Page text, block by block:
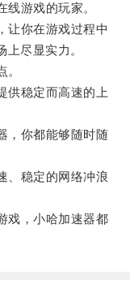
游戏的玩家。
你在游戏过程中
尽显实力。
稳定而高速的上
你都能够随时随
稳定的网络冲浪
，小哈加速器都